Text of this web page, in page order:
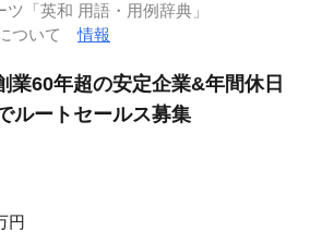
ツ「英和 用語・用例辞典」
について情報
業60年超の安定企業&年間休日
ルートセールス募集
円